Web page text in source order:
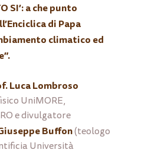
SI’: a che punto
di Papa
climatico ed
Luca Lombroso
UniMORE,
e divulgatore
Buffon(teologo
Università